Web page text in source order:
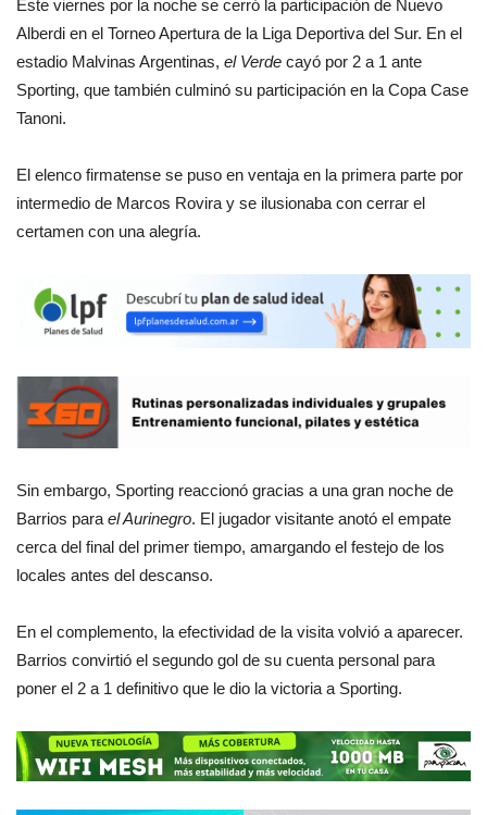
Este viernes por la noche se cerró la participación de Nuevo
Alberdi en el Torneo Apertura de la Liga Deportiva del Sur. En el
estadio Malvinas Argentinas, el Verde cayó por 2 a 1 ante
Sporting, que también culminó su participación en la Copa Case
Tanoni.
El elenco firmatense se puso en ventaja en la primera parte por
intermedio de Marcos Rovira y se ilusionaba con cerrar el
certamen con una alegría.
Sin embargo, Sporting reaccionó gracias a una gran noche de
Barrios para el Aurinegro. El jugador visitante anotó el empate
cerca del final del primer tiempo, amargando el festejo de los
locales antes del descanso.
En el complemento, la efectividad de la visita volvió a aparecer.
Barrios convirtió el segundo gol de su cuenta personal para
poner el 2 a 1 definitivo que le dio la victoria a Sporting.